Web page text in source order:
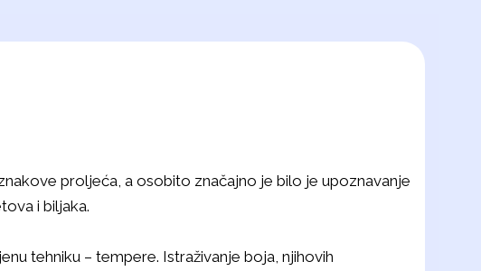
proljeća, a osobito značajno je bilo je upoznavanje
i biljaka.
tehniku – tempere. Istraživanje boja, njihovih